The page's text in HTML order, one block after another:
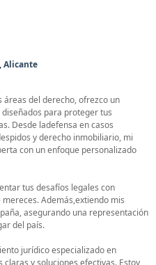
Alicante
del derecho, ofrezco un
para proteger tus
Desde ladefensa en casos
y derecho inmobiliario, mi
con un enfoque personalizado
tus desafíos legales con
Además,extiendo mis
asegurando una representación
del país.
jurídico especializado en